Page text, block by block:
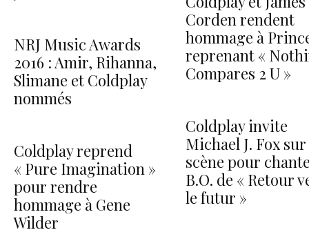
NRJ Music Awards
2016 : Amir, Rihanna,
Slimane et Coldplay
nommés
Coldplay reprend
« Pure Imagination »
pour rendre
hommage à Gene
Wilder
Corden rendent
hommage à
reprenant «
Compares 2 U »
Coldplay invite
Michael J. Fox sur
scène pour
B.O. de « Retour
le futur »